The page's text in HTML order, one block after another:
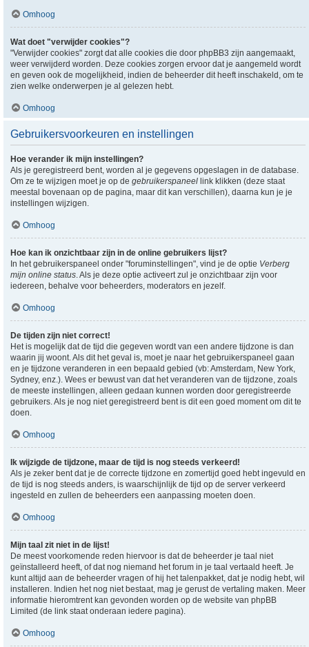
Omhoog
Wat doet "verwijder cookies"?
"Verwijder cookies" zorgt dat alle cookies die door phpBB3 zijn aangemaakt,
weer verwijderd worden. Deze cookies zorgen ervoor dat je aangemeld wordt
en geven ook de mogelijkheid, indien de beheerder dit heeft inschakeld, om te
zien welke onderwerpen je al gelezen hebt.
Omhoog
Gebruikersvoorkeuren en instellingen
Hoe verander ik mijn instellingen?
Als je geregistreerd bent, worden al je gegevens opgeslagen in de database.
Om ze te wijzigen moet je op de gebruikerspaneel link klikken (deze staat
meestal bovenaan op de pagina, maar dit kan verschillen), daarna kun je je
instellingen wijzigen.
Omhoog
Hoe kan ik onzichtbaar zijn in de online gebruikers lijst?
In het gebruikerspaneel onder "foruminstellingen", vind je de optie Verberg
mijn online status. Als je deze optie activeert zul je onzichtbaar zijn voor
iedereen, behalve voor beheerders, moderators en jezelf.
Omhoog
De tijden zijn niet correct!
Het is mogelijk dat de tijd die gegeven wordt van een andere tijdzone is dan
waarin jij woont. Als dit het geval is, moet je naar het gebruikerspaneel gaan
en je tijdzone veranderen in een bepaald gebied (vb: Amsterdam, New York,
Sydney, enz.). Wees er bewust van dat het veranderen van de tijdzone, zoals
de meeste instellingen, alleen gedaan kunnen worden door geregistreerde
gebruikers. Als je nog niet geregistreerd bent is dit een goed moment om dit te
doen.
Omhoog
Ik wijzigde de tijdzone, maar de tijd is nog steeds verkeerd!
Als je zeker bent dat je de correcte tijdzone en zomertijd goed hebt ingevuld en
de tijd is nog steeds anders, is waarschijnlijk de tijd op de server verkeerd
ingesteld en zullen de beheerders een aanpassing moeten doen.
Omhoog
Mijn taal zit niet in de lijst!
De meest voorkomende reden hiervoor is dat de beheerder je taal niet
geïnstalleerd heeft, of dat nog niemand het forum in je taal vertaald heeft. Je
kunt altijd aan de beheerder vragen of hij het talenpakket, dat je nodig hebt, wil
installeren. Indien het nog niet bestaat, mag je gerust de vertaling maken. Meer
informatie hieromtrent kan gevonden worden op de website van phpBB
Limited (de link staat onderaan iedere pagina).
Omhoog